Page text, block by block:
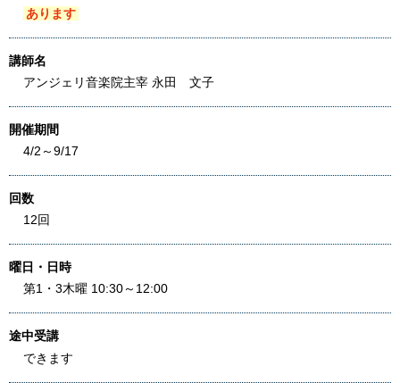
あります
講師名
アンジェリ音楽院主宰 永田 文子
開催期間
4/2～9/17
回数
12回
曜日・日時
第1・3木曜 10:30～12:00
途中受講
できます